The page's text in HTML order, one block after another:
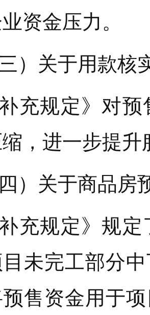
资金压力。
三）关于用款核
补充规定》对
，进一步提
四）关于商品
补充规定》规
未完工部分
售资金用于